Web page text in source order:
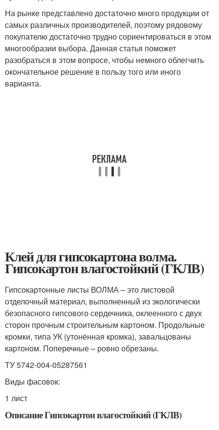
На рынке представлено достаточно много продукции от
самых различных производителей, поэтому рядовому
покупателю достаточно трудно сориентироваться в этом
многообразии выбора. Данная статья поможет
разобраться в этом вопросе, чтобы немного облегчить
окончательное решение в пользу того или иного
варианта.
Клей для гипсокартона волма.
Гипсокартон влагостойкий (ГКЛВ)
Гипсокартонные листы ВОЛМА – это листовой
отделочный материал, выполненный из экологически
безопасного гипсового сердечника, оклеенного с двух
сторон прочным строительным картоном. Продольные
кромки, типа УК (утонённая кромка), завальцованы
картоном. Поперечные – ровно обрезаны.
ТУ 5742-004-05287561
Виды фасовок:
1 лист
Описание Гипсокартон влагостойкий (ГКЛВ)